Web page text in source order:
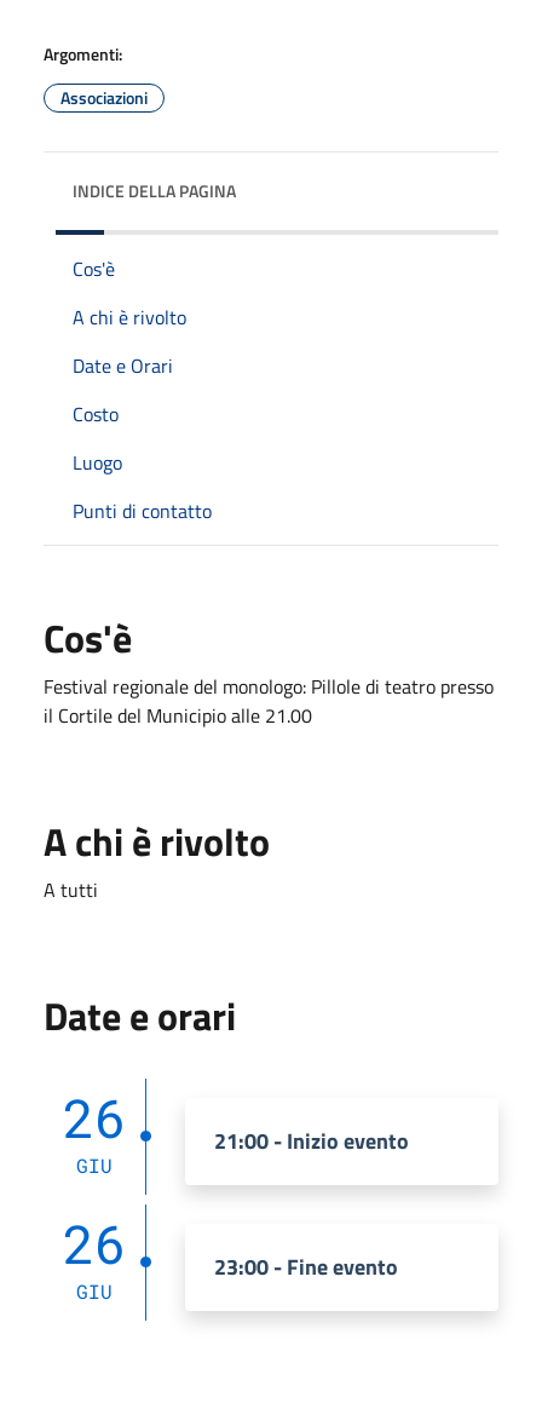
Argomenti:
Associazioni
INDICE DELLA PAGINA
Cos'è
A chi è rivolto
Date e Orari
Costo
Luogo
Punti di contatto
Cos'è
Festival regionale del monologo: Pillole di teatro presso
il Cortile del Municipio alle 21.00
A chi è rivolto
A tutti
Date e orari
26
GIU
21:00 - Inizio evento
26
GIU
23:00 - Fine evento